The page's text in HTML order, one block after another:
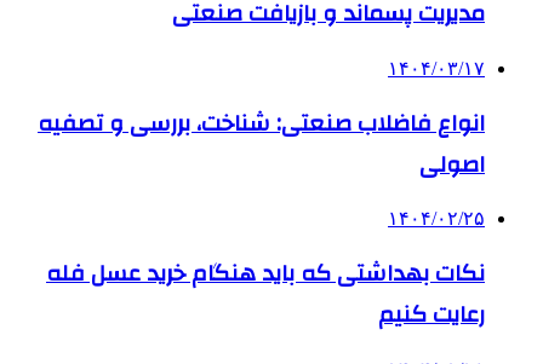
مدیریت پسماند و بازیافت صنعتی
۱۴۰۴/۰۳/۱۷
انواع فاضلاب صنعتی: شناخت، بررسی و تصفیه
اصولی
۱۴۰۴/۰۲/۲۵
نکات بهداشتی که باید هنگام خرید عسل فله
رعایت کنیم